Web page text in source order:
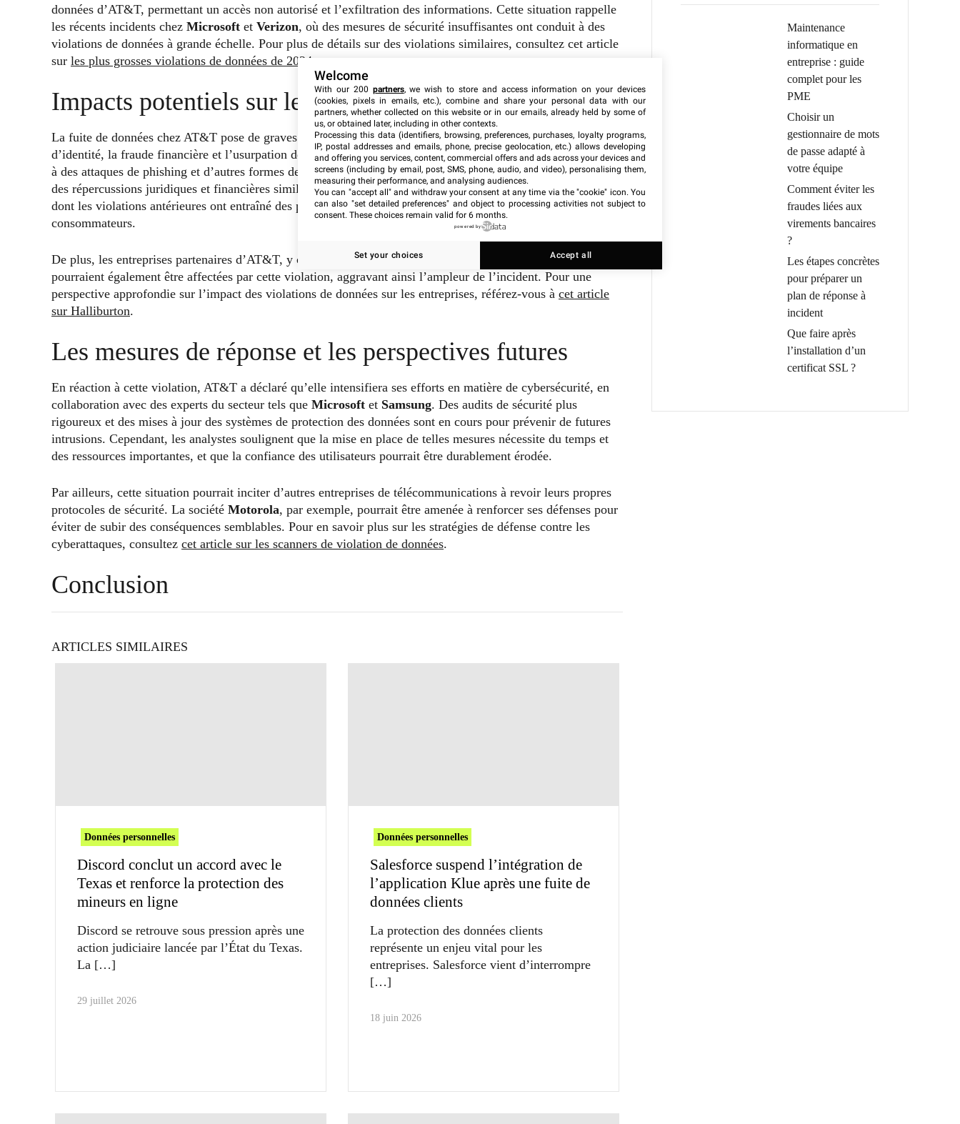
données d’AT&T, permettant un accès non autorisé et l’exfiltration des informations. Cette situation rappelle
les récents incidents chez Microsoft et Verizon, où des mesures de sécurité insuffisantes ont conduit à des
violations de données à grande échelle. Pour plus de détails sur des violations similaires, consultez cet article
sur les plus grosses violations de données de 2024
Impacts potentiels sur les utilisateurs et les entreprises
La fuite de données chez AT&T pose de graves risques pour les utilisateurs concernés, notamment le vol
d’identité, la fraude financière et l’usurpation de données personnelles. Les victimes pourraient être exposées
à des attaques de phishing et d’autres formes de cybercriminalité. Parallèlement, AT&T pourrait faire face à
des répercussions juridiques et financières similaires à celles rencontrées parBouygues TelecometNokia,
dont les violations antérieures ont entraîné des pertes importantes et une dégradation de la confiance des
consommateurs.
De plus, les entreprises partenaires d’AT&T, y compris des fournisseurs de services cloud comme Snowflake,
pourraient également être affectées par cette violation, aggravant ainsi l’ampleur de l’incident. Pour une
perspective approfondie sur l’impact des violations de données sur les entreprises, référez-vous à cet article
sur Halliburton.
Les mesures de réponse et les perspectives futures
En réaction à cette violation, AT&T a déclaré qu’elle intensifiera ses efforts en matière de cybersécurité, en
collaboration avec des experts du secteur tels que Microsoft et Samsung. Des audits de sécurité plus
rigoureux et des mises à jour des systèmes de protection des données sont en cours pour prévenir de futures
intrusions. Cependant, les analystes soulignent que la mise en place de telles mesures nécessite du temps et
des ressources importantes, et que la confiance des utilisateurs pourrait être durablement érodée.
Par ailleurs, cette situation pourrait inciter d’autres entreprises de télécommunications à revoir leurs propres
protocoles de sécurité. La société Motorola, par exemple, pourrait être amenée à renforcer ses défenses pour
éviter de subir des conséquences semblables. Pour en savoir plus sur les stratégies de défense contre les
cyberattaques, consultez cet article sur les scanners de violation de données.
Conclusion
ARTICLES SIMILAIRES
Données personnelles
Discord conclut un accord avec le
Texas et renforce la protection des
mineurs en ligne
Discord se retrouve sous pression après une
action judiciaire lancée par l’État du Texas.
La
29 juillet 2026
Données personnelles
Salesforce suspend l’intégration de
l’application Klue après une fuite de
données clients
La protection des données clients
représente un enjeu vital pour les
entreprises. Salesforce vient d’interrompre
18 juin 2026
Maintenance
informatique en
entreprise : guide
complet pour les
PME
Choisir un
gestionnaire de mots
de passe adapté à
votre équipe
Comment éviter les
fraudes liées aux
virements bancaires
?
Les étapes concrètes
pour préparer un
plan de réponse à
incident
Que faire après
l’installation d’un
certificat SSL ?
Welcome
With our 200 partners, we wish to store and access information on your devices
(cookies, pixels in emails, etc.), combine and share your personal data with our
partners, whether collected on this website or in our emails, already held by some of
us, or obtained later, including in other contexts.
Processing this data (identifiers, browsing, preferences, purchases, loyalty programs,
IP, postal addresses and emails, phone, precise geolocation, etc.) allows developing
and offering you services, content, commercial offers and ads across your devices and
screens (including by email, post, SMS, phone, audio, and video), personalising them,
measuring their performance, and analysing audiences.
You can "accept all" and withdraw your consent at any time via the "cookie" icon. You
can also "set detailed preferences" and object to processing activities not subject to
consent. These choices remain valid for 6 months.
powered by
Set your choices Accept all